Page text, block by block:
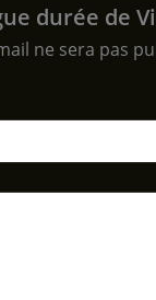
durée de
ne sera pas